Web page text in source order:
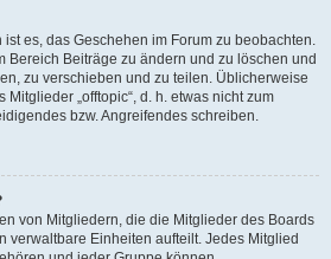
es, das Geschehen im Forum zu beobachten.
Bereich Beiträge zu ändern und zu löschen und
zu verschieben und zu teilen. Üblicherweise
„offtopic“, d. h. etwas nicht zum
bzw. Angreifendes schreiben.
von Mitgliedern, die die Mitglieder des Boards
verwaltbare Einheiten aufteilt. Jedes Mitglied